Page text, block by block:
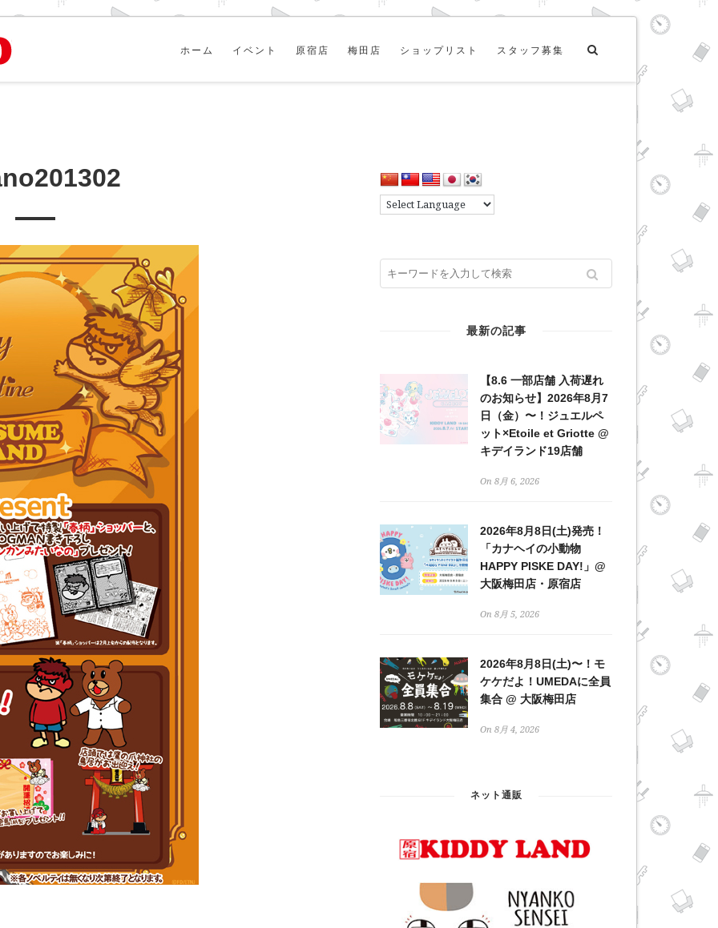
ホーム イベント 原宿店 梅田店 ショップリスト スタッフ募集
最新の記事
【8.6 一部店舗 入荷遅れ
のお知らせ】2026年8月7
日（金）〜！ジュエルペ
ット×Etoile et Griotte @
キデイランド19店舗
On 8月 6, 2026
2026年8月8日(土)発売！
「カナヘイの小動物
HAPPY PISKE DAY!」@
大阪梅田店・原宿店
On 8月 5, 2026
2026年8月8日(土)〜！モ
ケケだよ！UMEDAに全員
集合 @ 大阪梅田店
On 8月 4, 2026
ネット通販